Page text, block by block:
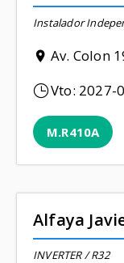
Instalador
Av. Colon
Vto: 2027-
M.R410A
Alfaya
INVERTER / R32